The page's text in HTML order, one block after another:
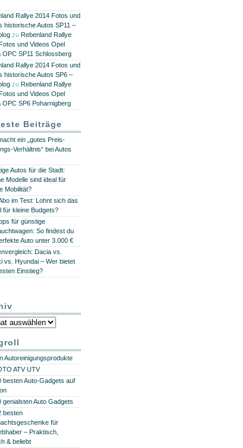
Rallye 2014 Fotos und
historische Autos SP11 –
zu Rebenland Rallye
und Videos Opel
OPC SP11 Schlossberg
Rallye 2014 Fotos und
historische Autos SP6 –
zu Rebenland Rallye
und Videos Opel
OPC SP6 Poharnigberg
Beiträge
ein „gutes Preis-
Verhältnis“ bei Autos
Autos für die Stadt:
Modelle sind ideal für
Mobilität?
im Test: Lohnt sich das
für kleine Budgets?
für günstige
So findest du
Auto unter 3.000 €
Dacia vs.
vs. Hyundai – Wer bietet
Einstieg?
Autoreinigungsprodukte
ATV UTV
besten Auto-Gadgets auf
genialsten Auto Gadgets
besten
für
– Praktisch,
& beliebt